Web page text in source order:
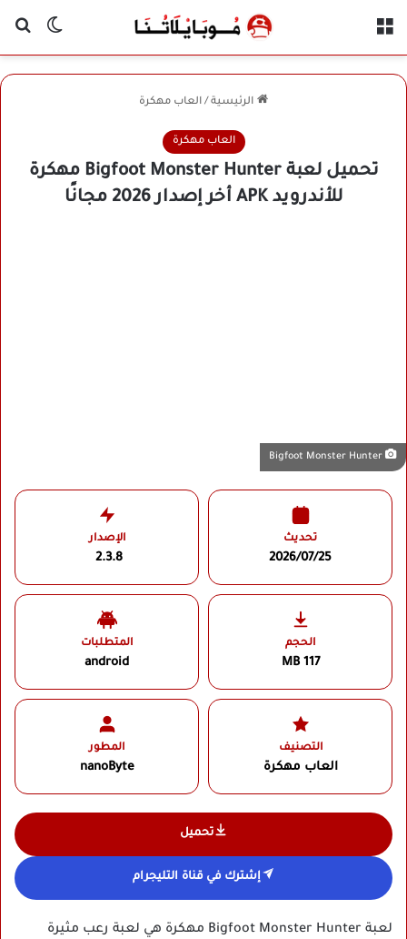
الوضع
الرئيسية / العاب مهكرة
العاب مهكرة
تحميل لعبة Bigfoot Monster Hunter مهكرة
للأندرويد APK أخر إصدار 2026 مجانًا
تحديث
2026/07/25
الإصدار
2.3.8
الحجم
117 MB
المتطلبات
android
التصنيف
العاب مهكرة
المطور
nanoByte
تحميل
إشترك في قناة التليجرام
لعبة Bigfoot Monster Hunter مهكرة هي لعبة رعب مثيرة